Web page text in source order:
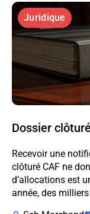
Juridique
Dossier
Recevoir une
clôturé CAF ne
d’allocations est
année, des